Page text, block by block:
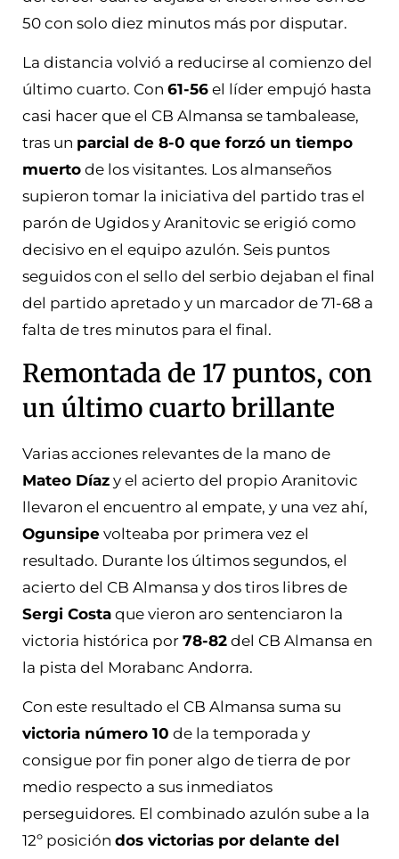
50 con solo diez minutos más por disputar.
La distancia volvió a reducirse al comienzo del
último cuarto. Con 61-56 el líder empujó hasta
casi hacer que el CB Almansa se tambalease,
tras un parcial de 8-0 que forzó un tiempo
muerto de los visitantes. Los almanseños
supieron tomar la iniciativa del partido tras el
parón de Ugidos y Aranitovic se erigió como
decisivo en el equipo azulón. Seis puntos
seguidos con el sello del serbio dejaban el final
del partido apretado y un marcador de 71-68 a
falta de tres minutos para el final.
Remontada de 17 puntos, con
un último cuarto brillante
Varias acciones relevantes de la mano de
Mateo Díaz y el acierto del propio Aranitovic
llevaron el encuentro al empate, y una vez ahí,
Ogunsipe volteaba por primera vez el
resultado. Durante los últimos segundos, el
acierto del CB Almansa y dos tiros libres de
Sergi Costa que vieron aro sentenciaron la
victoria histórica por 78-82 del CB Almansa en
la pista del Morabanc Andorra.
Con este resultado el CB Almansa suma su
victoria número 10 de la temporada y
consigue por fin poner algo de tierra de por
medio respecto a sus inmediatos
perseguidores. El combinado azulón sube a la
12º posición dos victorias por delante del